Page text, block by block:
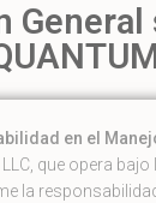
General
en el
LLC, que opera
la